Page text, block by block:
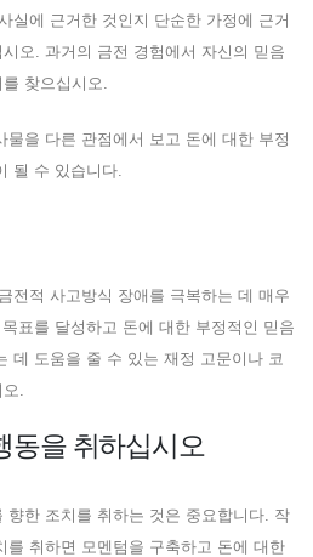
실에 근거한 것인지 단순한 가정에 근거
오. 과거의 금전 경험에서 자신의 믿음
찾으십시오.
물을 다른 관점에서 보고 돈에 대한 부정
될 수 있습니다.
전적 사고방식 장애를 극복하는 데 매우
표를 달성하고 돈에 대한 부정적인 믿음
데 도움을 줄 수 있는 재정 고문이나 코
오.
동을 취하십시오
향한 조치를 취하는 것은 중요합니다. 작
를 취하면 모멘텀을 구축하고 돈에 대한